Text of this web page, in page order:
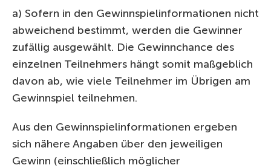
a) Sofern in den Gewinnspielinformationen nicht
abweichend bestimmt, werden die Gewinner
zufällig ausgewählt. Die Gewinnchance des
einzelnen Teilnehmers hängt somit maßgeblich
davon ab, wie viele Teilnehmer im Übrigen am
Gewinnspiel teilnehmen.
Aus den Gewinnspielinformationen ergeben
sich nähere Angaben über den jeweiligen
Gewinn (einschließlich möglicher